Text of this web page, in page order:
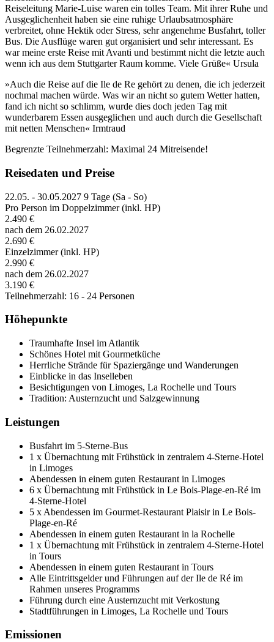
Reiseleitung Marie-Luise waren ein tolles Team. Mit ihrer Ruhe und
Ausgeglichenheit haben sie eine ruhige Urlaubsatmosphäre
verbreitet, ohne Hektik oder Stress, sehr angenehme Busfahrt, toller
Bus. Die Ausflüge waren gut organisiert und sehr interessant. Es
war meine erste Reise mit Avanti und bestimmt nicht die letzte auch
wenn ich aus dem Stuttgarter Raum komme. Viele Grüße« Ursula
»Auch die Reise auf die Ile de Re gehört zu denen, die ich jederzeit
nochmal machen würde. Was wir an nicht so gutem Wetter hatten,
fand ich nicht so schlimm, wurde dies doch jeden Tag mit
wunderbarem Essen ausgeglichen und auch durch die Gesellschaft
mit netten Menschen« Irmtraud
Begrenzte Teilnehmerzahl: Maximal 24 Mitreisende!
Reisedaten und Preise
22.05. - 30.05.2027 9 Tage (Sa - So)
Pro Person im Doppelzimmer (inkl. HP)
2.490 €
nach dem 26.02.2027
2.690 €
Einzelzimmer (inkl. HP)
2.990 €
nach dem 26.02.2027
3.190 €
Teilnehmerzahl: 16 - 24 Personen
Höhepunkte
Traumhafte Insel im Atlantik
Schönes Hotel mit Gourmetküche
Herrliche Strände für Spaziergänge und Wanderungen
Einblicke in das Inselleben
Besichtigungen von Limoges, La Rochelle und Tours
Tradition: Austernzucht und Salzgewinnung
Leistungen
Busfahrt im 5-Sterne-Bus
1 x Übernachtung mit Frühstück in zentralem 4-Sterne-Hotel
in Limoges
Abendessen in einem guten Restaurant in Limoges
6 x Übernachtung mit Frühstück in Le Bois-Plage-en-Ré im
4-Sterne-Hotel
5 x Abendessen im Gourmet-Restaurant Plaisir in Le Bois-
Plage-en-Ré
Abendessen in einem guten Restaurant in la Rochelle
1 x Übernachtung mit Frühstück in zentralem 4-Sterne-Hotel
in Tours
Abendessen in einem guten Restaurant in Tours
Alle Eintrittsgelder und Führungen auf der Ile de Ré im
Rahmen unseres Programms
Führung durch eine Austernzucht mit Verkostung
Stadtführungen in Limoges, La Rochelle und Tours
Emissionen